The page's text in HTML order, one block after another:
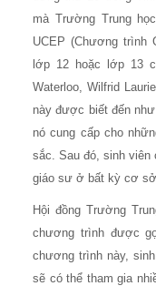
mà Trường Trung
UCEP (Chương trình
lớp 12 hoặc lớp 13
Waterloo, Wilfrid
này được biết đến
nó cung cấp cho
sắc. Sau đó, sinh
giáo sư ở bất kỳ cơ sở
Hội đồng Trường
chương trình được
chương trình này,
sẽ có thể tham gia